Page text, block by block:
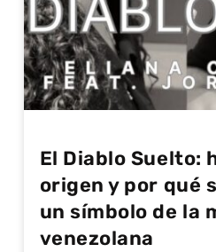
El Diablo Suelto:
origen y por qué
un símbolo de la
venezolana